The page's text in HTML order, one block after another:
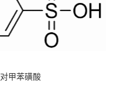
对甲苯磺酸